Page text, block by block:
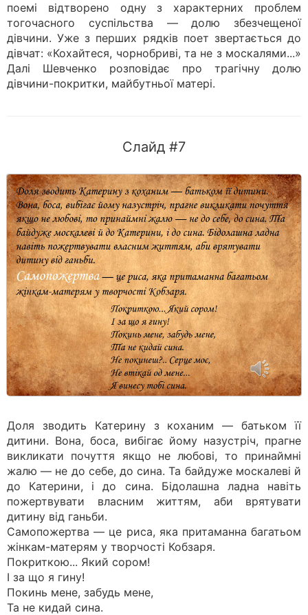
поемі відтворено одну з характерних проблем
тогочасного суспільства — долю збезчещеної
дівчини. Уже з перших рядків поет звертається до
дівчат: «Кохайтеся, чорнобриві, та не з москалями...»
Далі Шевченко розповідає про трагічну долю
дівчини-покритки, майбутньої матері.
Слайд #7
Доля зводить Катерину з коханим — батьком її
дитини. Вона, боса, вибігає йому назустріч, прагне
викликати почуття якщо не любові, то принаймні
жалю — не до себе, до сина. Та байдуже москалеві й
до Катерини, і до сина. Бідолашна ладна навіть
пожертвувати власним життям, аби врятувати
дитину від ганьби.
Самопожертва — це риса, яка притаманна багатьом
жінкам-матерям у творчості Кобзаря.
Покриткою... Який сором!
І за що я гину!
Покинь мене, забудь мене,
Та не кидай сина.